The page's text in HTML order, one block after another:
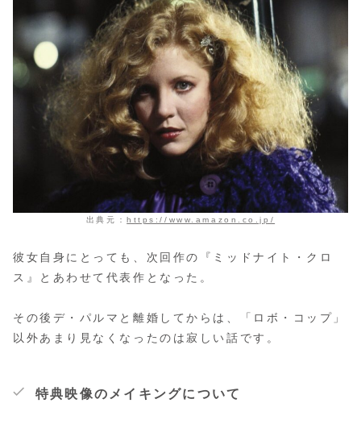
出典元： https://www.amazon.co.jp/
彼女自身にとっても、次回作の『ミッドナイト・クロ
ス』とあわせて代表作となった。
その後デ・パルマと離婚してからは、「ロボ・コップ」
以外あまり見なくなったのは寂しい話です。
特典映像のメイキングについて